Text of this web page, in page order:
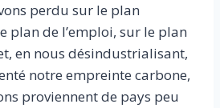
perdu sur le plan
plan de l’emploi, sur le plan
en nous désindustrialisant,
notre empreinte carbone,
proviennent de pays peu